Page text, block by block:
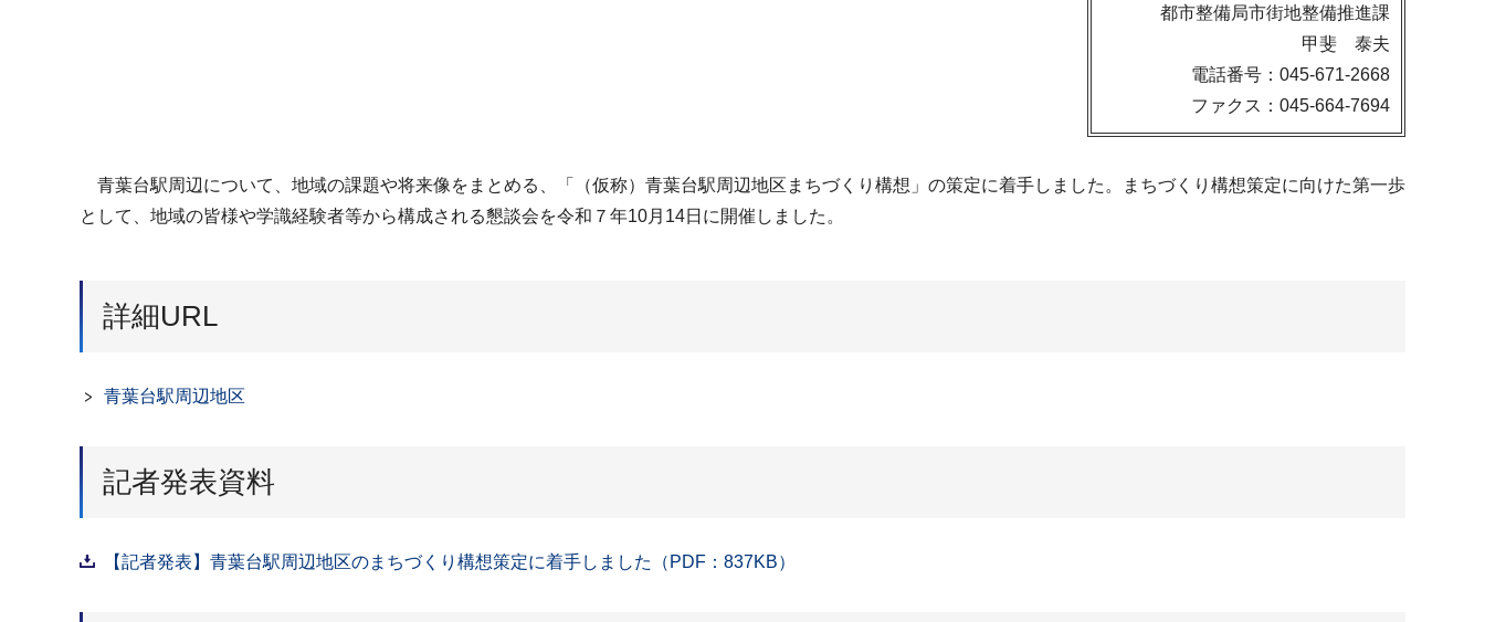
都市整備局市街地整備推進課
甲斐 泰夫
電話番号：045-671-2668
ファクス：045-664-7694
青葉台駅周辺について、地域の課題や将来像をまとめる、「（仮称）青葉台駅周辺地区まちづくり構想」の策定に着手しました。まちづくり構想策定に向けた第一歩
として、地域の皆様や学識経験者等から構成される懇談会を令和７年10月14日に開催しました。
詳細URL
青葉台駅周辺地区
記者発表資料
【記者発表】青葉台駅周辺地区のまちづくり構想策定に着手しました（PDF：837KB）